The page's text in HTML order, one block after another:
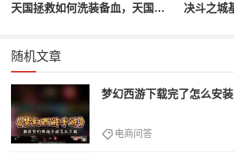
天国拯救如何洗装备血，天国拯救怎么洗衣服
随机文章
梦幻西游下载完了怎么安装
电商问答